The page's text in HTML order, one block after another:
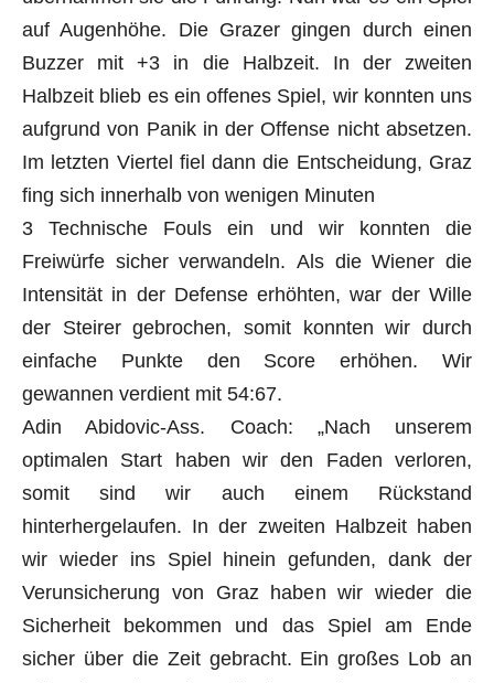
auf Augenhöhe. Die Grazer gingen durch einen
Buzzer mit +3 in die Halbzeit. In der zweiten
Halbzeit blieb es ein offenes Spiel, wir konnten uns
aufgrund von Panik in der Offense nicht absetzen.
Im letzten Viertel fiel dann die Entscheidung, Graz
fing sich innerhalb von wenigen Minuten
3 Technische Fouls ein und wir konnten die
Freiwürfe sicher verwandeln. Als die Wiener die
Intensität in der Defense erhöhten, war der Wille
der Steirer gebrochen, somit konnten wir durch
einfache Punkte den Score erhöhen. Wir
gewannen verdient mit 54:67.
Adin Abidovic-Ass. Coach: „Nach unserem
optimalen Start haben wir den Faden verloren,
somit sind wir auch einem Rückstand
hinterhergelaufen. In der zweiten Halbzeit haben
wir wieder ins Spiel hinein gefunden, dank der
Verunsicherung von Graz haben wir wieder die
Sicherheit bekommen und das Spiel am Ende
sicher über die Zeit gebracht. Ein großes Lob an